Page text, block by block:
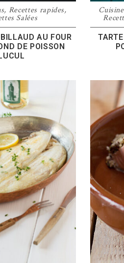
, Recettes rapides,
Salées
AU FOUR
DE POISSON